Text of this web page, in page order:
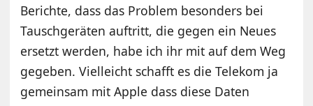
Berichte, dass das Problem besonders bei
Tauschgeräten auftritt, die gegen ein Neues
ersetzt werden, habe ich ihr mit auf dem Weg
gegeben. Vielleicht schafft es die Telekom ja
gemeinsam mit Apple dass diese Daten